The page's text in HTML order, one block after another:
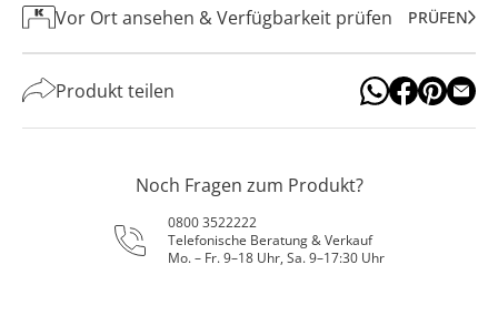
Vor Ort ansehen & Verfügbarkeit prüfen PRÜFEN
Produkt teilen
Noch Fragen zum Produkt?
0800 3522222
Telefonische Beratung & Verkauf
Mo. – Fr. 9–18 Uhr, Sa. 9–17:30 Uhr